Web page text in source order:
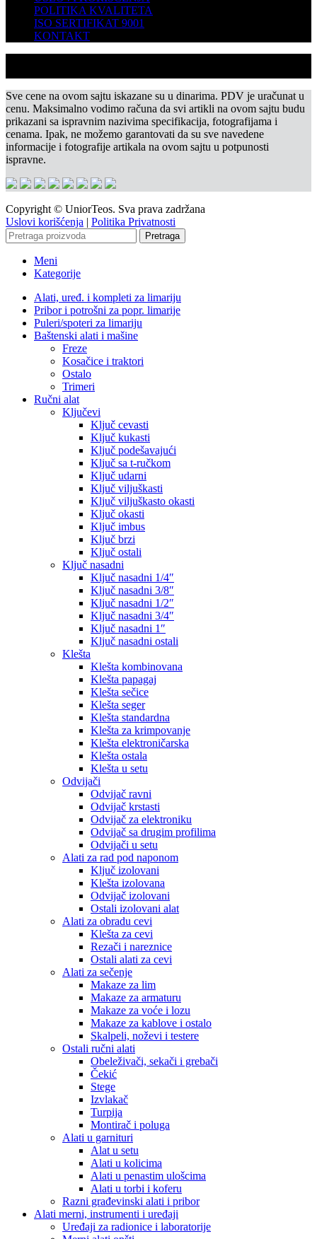
POLITIKA KVALITETA
ISO SERTIFIKAT 9001
KONTAKT
Sve cene na ovom sajtu iskazane su u dinarima. PDV je uračunat u
cenu. Maksimalno vodimo računa da svi artikli na ovom sajtu budu
prikazani sa ispravnim nazivima specifikacija, fotografijama i
cenama. Ipak, ne možemo garantovati da su sve navedene
informacije i fotografije artikala na ovom sajtu u potpunosti
ispravne.
Copyright © UniorTeos. Sva prava zadržana
Uslovi korišćenja | Politika Privatnosti
Pretraga
Meni
Kategorije
Alati, uređ. i kompleti za limariju
Pribor i potrošni za popr. limarije
Puleri/spoteri za limariju
Baštenski alati i mašine
Freze
Kosačice i traktori
Ostalo
Trimeri
Ručni alat
Ključevi
Ključ cevasti
Ključ kukasti
Ključ podešavajući
Ključ sa t-ručkom
Ključ udarni
Ključ viljuškasti
Ključ viljuškasto okasti
Ključ okasti
Ključ imbus
Ključ brzi
Ključ ostali
Ključ nasadni
Ključ nasadni 1/4″
Ključ nasadni 3/8″
Ključ nasadni 1/2″
Ključ nasadni 3/4″
Ključ nasadni 1″
Ključ nasadni ostali
Klešta
Klešta kombinovana
Klešta papagaj
Klešta sečice
Klešta seger
Klešta standardna
Klešta za krimpovanje
Klešta elektroničarska
Klešta ostala
Klešta u setu
Odvijači
Odvijač ravni
Odvijač krstasti
Odvijač za elektroniku
Odvijač sa drugim profilima
Odvijači u setu
Alati za rad pod naponom
Ključ izolovani
Klešta izolovana
Odvijač izolovani
Ostali izolovani alat
Alati za obradu cevi
Klešta za cevi
Rezači i nareznice
Ostali alati za cevi
Alati za sečenje
Makaze za lim
Makaze za armaturu
Makaze za voće i lozu
Makaze za kablove i ostalo
Skalpeli, noževi i testere
Ostali ručni alati
Obeleživači, sekači i grebači
Čekić
Stege
Izvlakač
Turpija
Montirač i poluga
Alati u garnituri
Alat u setu
Alati u kolicima
Alati u penastim ulošcima
Alati u torbi i koferu
Razni građevinski alati i pribor
Alati merni, instrumenti i uređaji
Uređaji za radionice i laboratorije